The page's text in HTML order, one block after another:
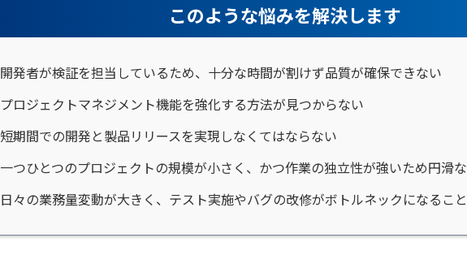
このような悩みを解決します
開発者が検証を担当しているため、十分な時間が割けず品質が確保できない
プロジェクトマネジメント機能を強化する方法が見つからない
短期間での開発と製品リリースを実現しなくてはならない
一つひとつのプロジェクトの規模が小さく、かつ作業の独立性が強いため円滑
日々の業務量変動が大きく、テスト実施やバグの改修がボトルネックになるこ